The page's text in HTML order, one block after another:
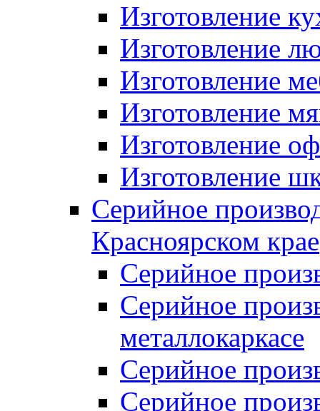
Изготовление
Изготовление
Изготовление
Изготовление
Изготовление
Изготовление
Серийное
Красноярском крае
Серийное
Серийное
металлокаркасе
Серийное
Серийное